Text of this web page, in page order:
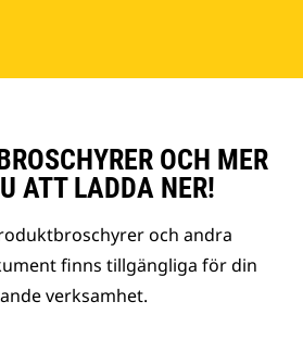
OCH MER
ATT LADDA NER!
och andra
finns tillgängliga för din
verksamhet.